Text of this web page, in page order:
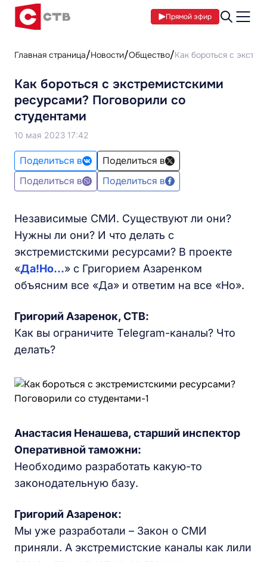
Прямой эфир
Главная страница Новости Общество Как бороться с
Как бороться с экстремистскими
ресурсами? Поговорили со
студентами
10 мая 2023 17:42
Поделиться в
Поделиться в
Поделиться в
Поделиться в
Независимые СМИ. Существуют ли они?
Нужны ли они? И что делать с
экстремистскими ресурсами? В проекте
«Да!Но...» с Григорием Азаренком
объясним все «Да» и ответим на все «Но».
Григорий Азаренок, СТВ:
Как вы ограничите Telegram-каналы? Что
делать?
Анастасия Ненашева, старший инспектор
Оперативной таможни:
Необходимо разработать какую-то
законодательную базу.
Григорий Азаренок:
Мы уже разработали – Закон о СМИ
приняли. А экстремистские каналы как лили